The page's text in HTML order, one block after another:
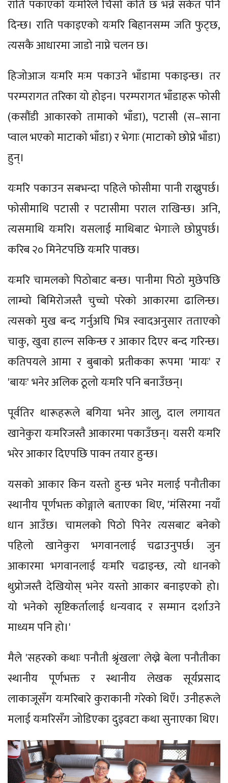
राति पकाएको यःमरिले चिसो कति छ भन्ने संकेत पनि
दिन्छ। राति पकाइएको यःमरि बिहानसम्म जति फुट्छ,
त्यसकै आधारमा जाडो नाप्ने चलन छ।
हिजोआज यःमरि मःम पकाउने भाँडामा पकाइन्छ। तर
परम्परागत तरिका यो होइन। परम्परागत भाँडाहरू फोसी
(कसौंडी आकारको तामाको भाँडा), पटासी (स–साना
प्वाल भएको माटाको भाँडा) र भेगाः (माटाको छोप्ने भाँडा)
हुन्।
यःमरि पकाउन सबभन्दा पहिले फोसीमा पानी राख्नुपर्छ।
फोसीमाथि पटासी र पटासीमा पराल राखिन्छ। अनि,
त्यसमाथि यःमरि। यसलाई माथिबाट भेगाःले छोप्नुपर्छ।
करिब २० मिनेटपछि यःमरि पाक्छ।
यःमरि चामलको पिठोबाट बन्छ। पानीमा पिठो मुछेपछि
लाम्चो बिमिरोजस्तै चुच्चो परेको आकारमा ढालिन्छ।
त्यसको मुख बन्द गर्नुअघि भित्र स्वादअनुसार तताएको
चाकु, खुवा हाल्न सकिन्छ र आकार दिएर बन्द गरिन्छ।
कतिपयले आमा र बुबाको प्रतीकका रूपमा 'मायः' र
'बायः' भनेर अलिक ठूलो यःमरि पनि बनाउँछन्।
पूर्वतिर थारूहरूले बगिया भनेर आलु, दाल लगायत
खानेकुरा यःमरिजस्तै आकारमा पकाउँछन्। यसरी यःमरि
भरेर आकार दिएपछि पाक्न तयार हुन्छ।
यसको आकार किन यस्तो हुन्छ भनेर मलाई पनौतीका
स्थानीय पूर्णभक्त कोङ्गाले बताएका थिए, 'मंसिरमा नयाँ
धान आउँछ। चामलको पिठो पिनेर त्यसबाट बनेको
पहिलो खानेकुरा भगवानलाई चढाउनुपर्छ। जुन
आकारमा भगवानलाई यःमरि चढाइन्छ, त्यो धानको
थुप्रोजस्तै देखियोस् भनेर यस्तो आकार बनाइएको हो।
यो भनेको सृष्टिकर्तालाई धन्यवाद र सम्मान दर्शाउने
माध्यम पनि हो।'
मैले 'सहरको कथाः पनौती श्रृंखला' लेख्ने बेला पनौतीका
स्थानीय पूर्णभक्त र स्थानीय लेखक सूर्यप्रसाद
लाकाजूसँग यःमरिबारे कुराकानी गरेको थिएँ। उनीहरूले
मलाई यःमरिसँग जोडिएका दुइवटा कथा सुनाएका थिए।